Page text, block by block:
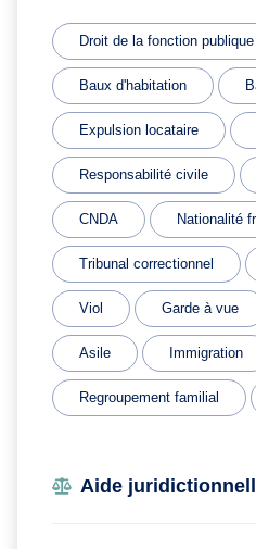
Droit de la fonction publique
Baux d'habitation
Expulsion locataire
Responsabilité civile
CNDA Nationalité
Tribunal correctionnel
Viol Garde à vue
Asile Immigration
Regroupement familial
Aide